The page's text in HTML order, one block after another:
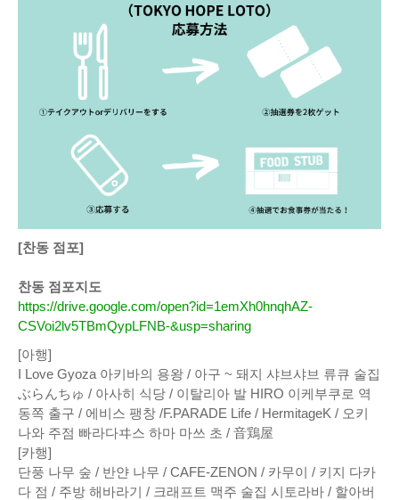
[찬동 점포]
찬동 점포지도
https://drive.google.com/open?id=1emXh0hnqhAZ-
CSVoi2lv5TBmQypLFNB-&usp=sharing
[아행]
I Love Gyoza 아키바의 용왕 / 아구 ~ 돼지 샤브샤브 류큐 술집
ぶらんちゅ / 아사히 식당 / 이탈리아 발 HIRO 이케부쿠로 역
동쪽 출구 / 에비스 팽창 /F.PARADE Life / HermitageK / 오키
나와 주점 빠라다ヰ스 하마 마쓰 초 / 音鶏屋
[카행]
단풍 나무 숲 / 반얀 나무 / CAFE-ZENON / 카무이 / 키지 다카
다 점 / 주방 해바라기 / 크래프트 맥주 술집 시토라바 / 할아버